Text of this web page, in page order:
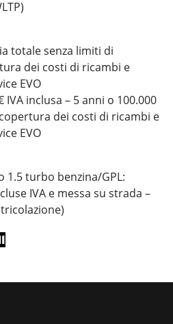
totale senza limiti di
dei costi di ricambi e
EVO
IVA inclusa – 5 anni o 100.000
dei costi di ricambi e
EVO
1.5 turbo benzina/GPL:
IVA e messa su strada –